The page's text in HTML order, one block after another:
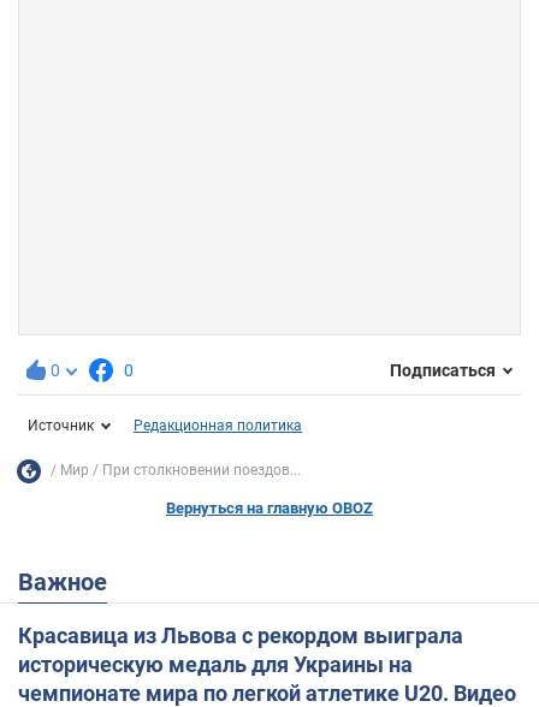
0 0 Подписаться
Источник Редакционная политика
Мир При столкновении поездов...
Вернуться на главную OBOZ
Важное
Красавица из Львова с рекордом выиграла
историческую медаль для Украины на
чемпионате мира по легкой атлетике U20. Видео